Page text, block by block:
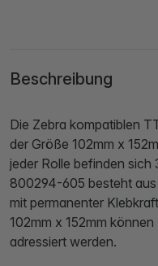
Beschreibung
Die Zebra kompatiblen
der Größe 102mm x
jeder Rolle befinden
800294-605 besteht
mit permanenter
102mm x 152mm
adressiert werden.